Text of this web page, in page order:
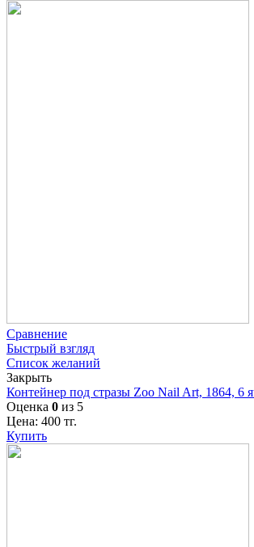
Сравнение
Быстрый взгляд
Список желаний
Закрыть
Контейнер под стразы Zoo Nail Art, 1864, 6
Оценка 0 из 5
Цена: 400 тг.
Купить